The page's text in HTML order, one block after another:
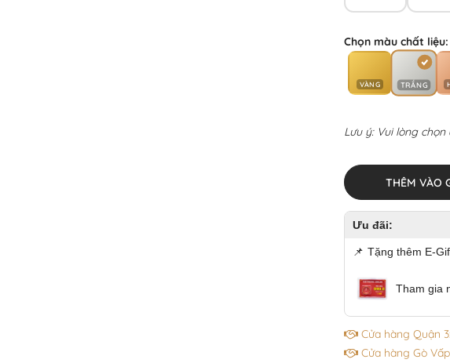
Chọn màu chất liệu:
VÀNG TRẮNG
Lưu ý: Vui lòng chọn
THÊM VÀO
Ưu đãi:
📌 Tặng thêm E-
Tham gia
Cửa hàng Quận 3:
Cửa hàng Gò